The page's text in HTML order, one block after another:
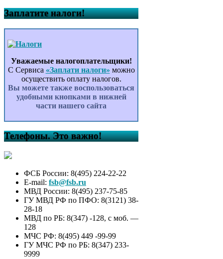
Заплатите налоги!
Уважаемые налогоплательщики!
С Сервиса «Заплати налоги» можно
осуществить оплату налогов.
Вы можете также воспользоваться
удобными кнопками в нижней
части нашего сайта
Телефоны. Это важно!
ФСБ России: 8(495) 224-22-22
E-mail: fsb@fsb.ru
МВД России: 8(495) 237-75-85
ГУ МВД РФ по ПФО: 8(3121) 38-
28-18
МВД по РБ: 8(347) -128, с моб. —
128
МЧС РФ: 8(495) 449 -99-99
ГУ МЧС РФ по РБ: 8(347) 233-
9999